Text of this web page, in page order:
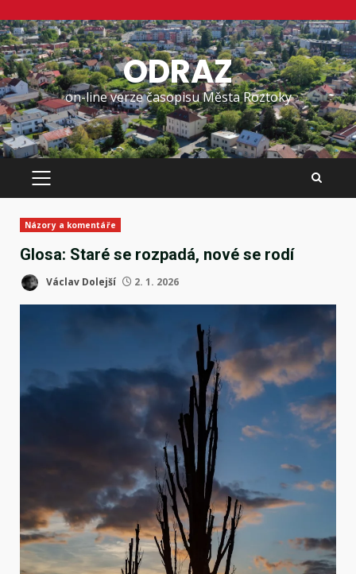
Skip
to
content
ODRAZ
on-line verze časopisu Města Roztoky
PRIMARY
Názory a komentáře
Glosa: Staré se rozpadá, nové se rodí
Václav Dolejší 2. 1. 2026